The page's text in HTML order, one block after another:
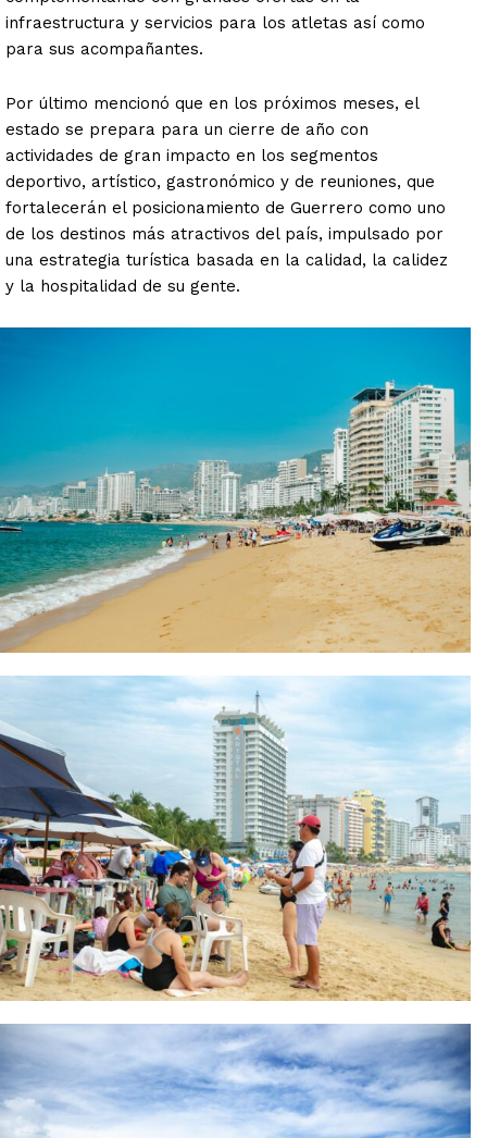
infraestructura y servicios para los atletas así como
para sus acompañantes.
Por último mencionó que en los próximos meses, el
estado se prepara para un cierre de año con
actividades de gran impacto en los segmentos
deportivo, artístico, gastronómico y de reuniones, que
fortalecerán el posicionamiento de Guerrero como uno
de los destinos más atractivos del país, impulsado por
una estrategia turística basada en la calidad, la calidez
y la hospitalidad de su gente.